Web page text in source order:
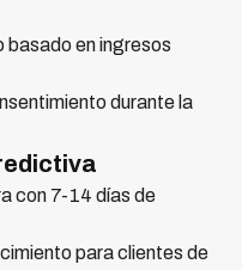
en ingresos
durante la
con 7-14 días de
para clientes de